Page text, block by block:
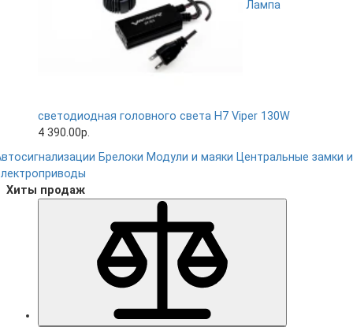
Лампа
светодиодная головного света H7 Viper 130W
4 390.00р.
Брелоки Модули и маяки Центральные замки и
Хиты продаж